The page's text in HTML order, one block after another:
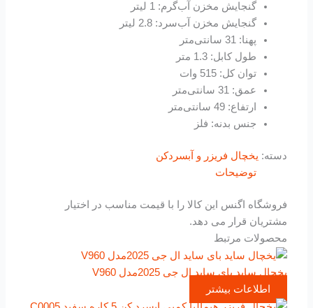
گنجایش مخزن آب‌گرم: 1 لیتر
گنجایش مخزن آب‌سرد: 2.8 لیتر
پهنا: 31 سانتی‌متر
طول کابل: 1.3 متر
توان کل: 515 وات
عمق: 31 سانتی‌متر
ارتفاع: 49 سانتی‌متر
جنس بدنه: فلز
دسته: یخچال فریزر و آبسردکن
توضیحات
فروشگاه اگنس این کالا را با قیمت مناسب در اختیار
مشتریان قرار می دهد.
محصولات مرتبط
یخچال ساید بای ساید ال جی 2025مدل V960
اطلاعات بیشتر